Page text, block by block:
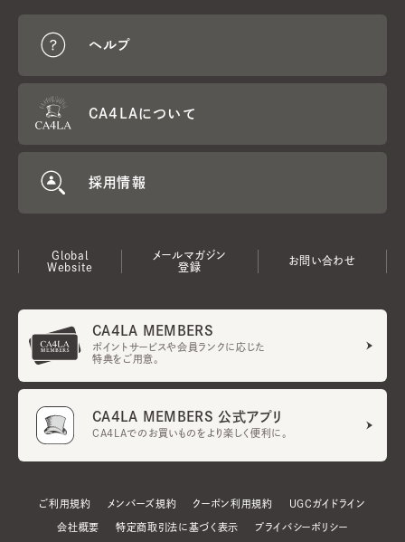
ヘルプ
CA4LAについて
採用情報
Global
Website
メールマガジン
登録
お問い合わせ
CA4LA MEMBERS
ポイントサービスや会員ランクに応じた
特典をご用意。
CA4LA MEMBERS 公式アプリ
CA4LAでのお買いものをより楽しく便利に。
ご利用規約 メンバーズ規約 クーポン利用規約 UGCガイドライン
会社概要 特定商取引法に基づく表示 プライバシーポリシー